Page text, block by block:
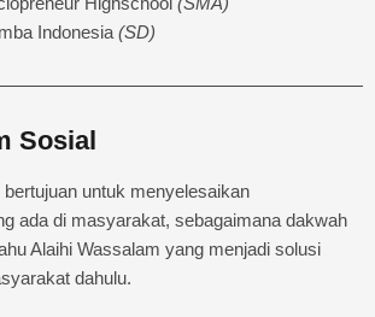
Indonesia (SD)
Sosial
untuk menyelesaikan
ada di masyarakat, sebagaimana dakwah
Alaihi Wassalam yang menjadi solusi
dahulu.